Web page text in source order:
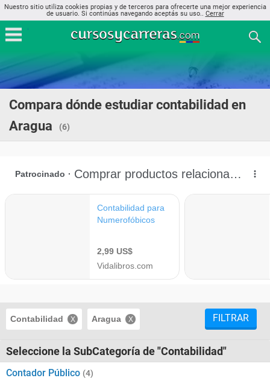
Nuestro sitio utiliza cookies propias y de terceros para ofrecerte una mejor experiencia
de usuario. Si continúas navegando aceptás su uso.. Cerrar
Compara dónde estudiar contabilidad en
Aragua
(6)
Contabilidad Aragua FILTRAR
Seleccione la SubCategoría de "Contabilidad"
Contador Público (4)